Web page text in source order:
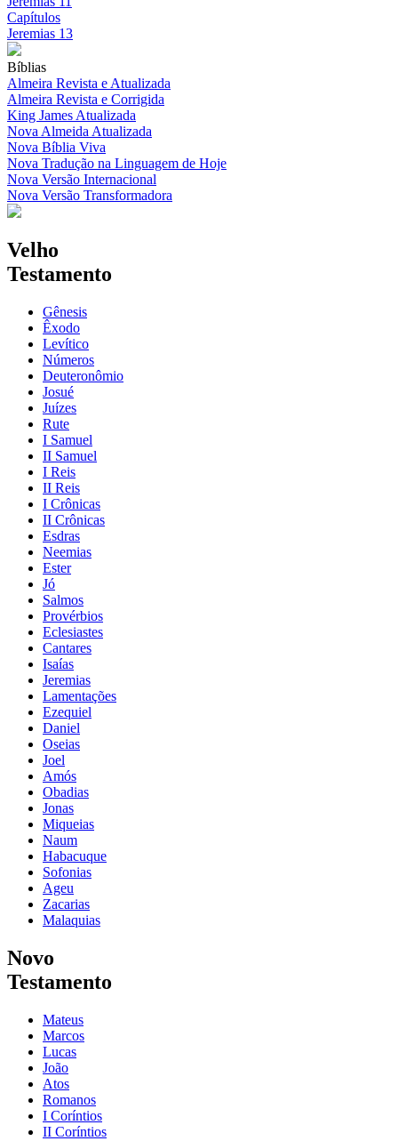
Capítulos
Jeremias 13
Bíblias
Almeira Revista e Atualizada
Almeira Revista e Corrigida
King James Atualizada
Nova Almeida Atualizada
Nova Bíblia Viva
Nova Tradução na Linguagem de Hoje
Nova Versão Internacional
Nova Versão Transformadora
Velho
Testamento
Gênesis
Êxodo
Levítico
Números
Deuteronômio
Josué
Juízes
Rute
I Samuel
II Samuel
I Reis
II Reis
I Crônicas
II Crônicas
Esdras
Neemias
Ester
Jó
Salmos
Provérbios
Eclesiastes
Cantares
Isaías
Jeremias
Lamentações
Ezequiel
Daniel
Oseias
Joel
Amós
Obadias
Jonas
Miqueias
Naum
Habacuque
Sofonias
Ageu
Zacarias
Malaquias
Novo
Testamento
Mateus
Marcos
Lucas
João
Atos
Romanos
I Coríntios
II Coríntios